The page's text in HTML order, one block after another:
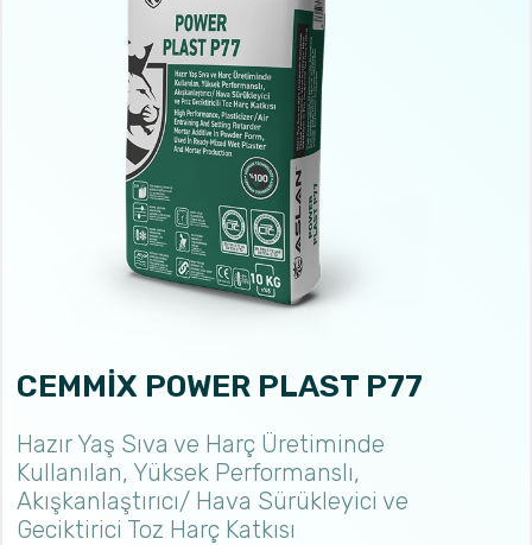
CEMMİX POWER PLAST P77
Hazır Yaş Sıva ve Harç Üretiminde
Kullanılan, Yüksek Performanslı,
Akışkanlaştırıcı/ Hava Sürükleyici ve
Geciktirici Toz Harç Katkısı